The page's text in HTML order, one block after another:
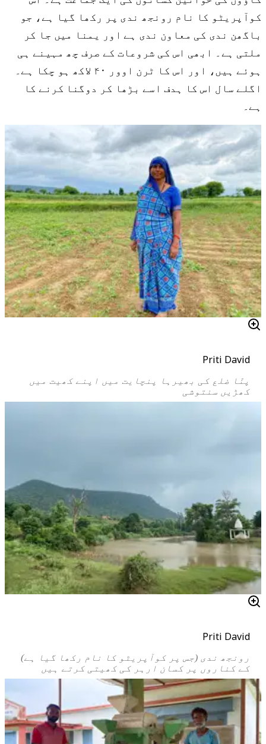
کوآپریٹو کا نام رونجھ ندی پر رکھا گیا ہے، جو
باگھن ندی کی معاون ندی ہے اور یمنا میں جا کر
ملتی ہے۔ ابھی اس کی شروعات کے صرف چھ مہینے ہی
ہوئے ہیں، اور اس کا ٹرن اوور ۴۰ لاکھ ہو چکا ہے۔
اگلے سال اس کا ہدف اسے بڑھا کر دوگنا کرنے کا
ہے۔
Priti David
پنّا ضلع کی بھیرہا پنچایت میں اپنے کھیت میں
کھڑیں سنتوشی
Priti David
رونجھ ندی (جس پر کوآپریٹو کا نام رکھا گیا ہے)
کے کناروں پر کسان ارہر کی کھیتی کرتے ہیں